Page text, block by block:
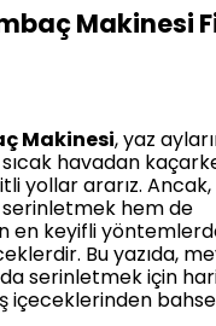
Makinesi
Makinesi, yaz
havadan
yollar ararız. Ancak,
hem de
en keyifli
Bu yazıda,
serinletmek için
içeceklerinden